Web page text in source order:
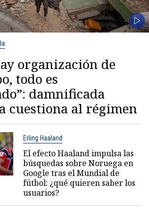
organización de
todo es
damnificada
cuestiona al régimen
Erling Haaland
El efecto Haaland impulsa las
búsquedas sobre Noruega en
Google tras el Mundial de
fútbol: ¿qué quieren saber los
usuarios?